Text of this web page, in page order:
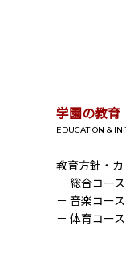
学園の教育
EDUCATION &
教育方針・
－ 総合コース
－ 音楽コース
－ 体育コース